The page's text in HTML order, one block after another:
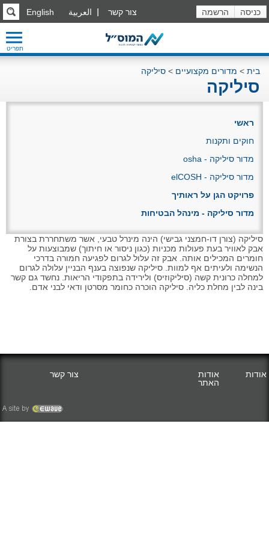
כניסה הרשמה English العربية צור קשר
תפריט
בית > מדורים מקצועיים > סיליקה
סיליקה
ראשי
חוקים ותקנות
מדור סיליקה - osha
מדור סיליקה - elCOSH
פרויקט הגן על ראותיך
מדור סיליקה - מינהל הבטיחות
סיליקה (צורן דו-חמצני גבישי) הינה מינרל טבעי, אשר משתחררת בצורת
אבק לאוויר בעת פעולות מכניות (כגון ניסור או חיתוך) שמבוצעות על
חומרים המכילים אותה. אבק זה עלול לגרום לפגיעה חמורה בדרכי
הנשימה ולעיתים אף למוות. סיליקה שנפוצה בענף הבניין עלולה לגרום
למחלה כרונית קשה (סיליקוזיס) ולירידה בתפקודי הריאות. נחשד גם קשר
בינה לבין מחלת כליה. סיליקה הוכרה כחומר מסרטן ודאי לבני אדם.
אודות
אודות
האתר
צור קשר